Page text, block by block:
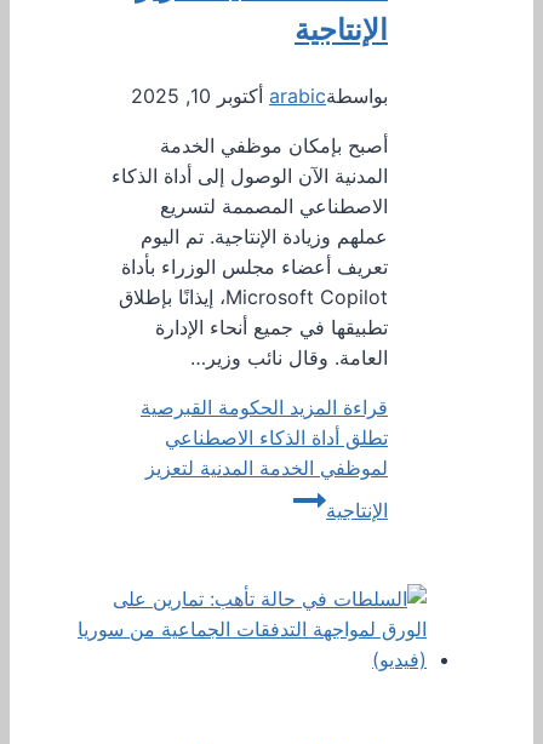
الإنتاجية
بواسطةarabic أكتوبر 10, 2025
أصبح بإمكان موظفي الخدمة
المدنية الآن الوصول إلى أداة الذكاء
الاصطناعي المصممة لتسريع
عملهم وزيادة الإنتاجية. تم اليوم
تعريف أعضاء مجلس الوزراء بأداة
Microsoft Copilot، إيذانًا بإطلاق
تطبيقها في جميع أنحاء الإدارة
العامة. وقال نائب وزير…
قراءة المزيد الحكومة القبرصية
تطلق أداة الذكاء الاصطناعي
لموظفي الخدمة المدنية لتعزيز
الإنتاجية